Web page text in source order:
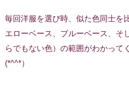
毎回洋服を選び時、似た色同士を
エローベース、ブルーベース、そ
らでもない色）の範囲がわかって
(*^^*）